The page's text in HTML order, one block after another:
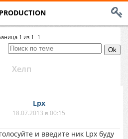
1 из 1 1
Хелп
Lpx
18.07.2013 в 00:15
и введите ник Lpx буду